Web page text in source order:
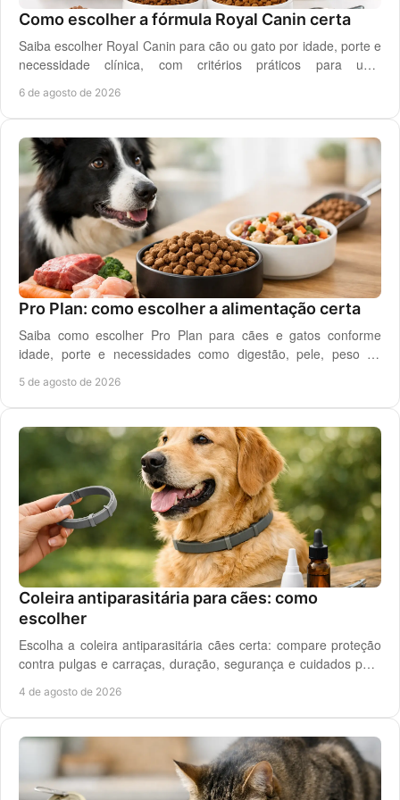
10.4 mg/kg
Vitamina B8
2.6 mg/kg
Vitamina B12
0.06 mg/kg
Colina
1 261 mg/kg
Taurina
1 950 mg/kg
ADIÇÃO DE MINERAIS
Ferro
3 mg/kg
Manganésio
19 mg/kg
Zinco
100 mg/kg
ADIÇÃO DE INGREDIENTES FUNCIONAIS
Betaglucano
500 mg/kg
Montemorilonite
Como escolher a fórmula Royal Canin certa
Saiba escolher Royal Canin para cão ou gato por idade, porte e
necessidade clínica, com critérios práticos para uma
6 de agosto de 2026
Pro Plan: como escolher a alimentação certa
Saiba como escolher Pro Plan para cães e gatos conforme
idade, porte e necessidades como digestão, pele, peso ou
5 de agosto de 2026
Coleira antiparasitária para cães: como
escolher
Escolha a coleira antiparasitária cães certa: compare proteção
contra pulgas e carraças, duração, segurança e cuidados para
4 de agosto de 2026